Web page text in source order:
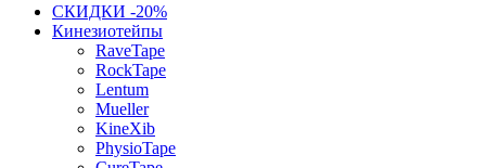
СКИДКИ -20%
Кинезиотейпы
RaveTape
RockTape
Lentum
Mueller
KineXib
PhysioTape